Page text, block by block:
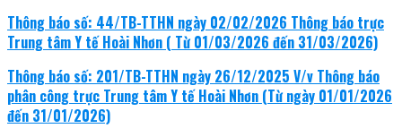
Thông báo số: 44/TB-TTHN ngày 02/02/2026 Thông báo trực
Trung tâm Y tế Hoài Nhơn ( Từ 01/03/2026 đến 31/03/2026)
Thông báo số: 201/TB-TTHN ngày 26/12/2025 V/v Thông báo
phân công trực Trung tâm Y tế Hoài Nhơn (Từ ngày 01/01/2026
đến 31/01/2026)